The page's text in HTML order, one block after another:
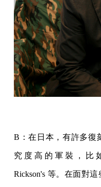
B：在日本，有許多復
究度高的軍裝，比
Rickson's 等。在面對